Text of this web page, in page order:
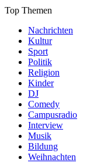
Top Themen
Nachrichten
Kultur
Sport
Politik
Religion
Kinder
DJ
Comedy
Campusradio
Interview
Musik
Bildung
Weihnachten